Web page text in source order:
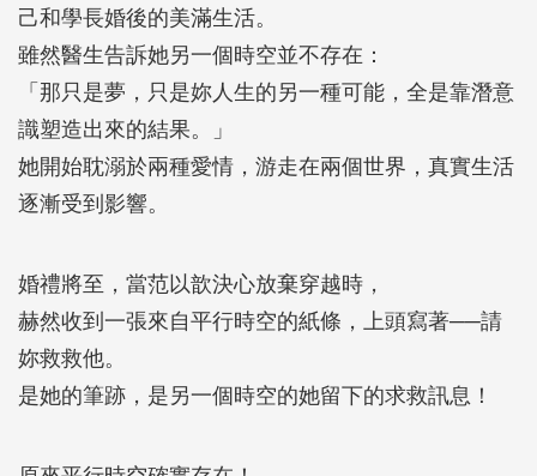
己和學長婚後的美滿生活。
雖然醫生告訴她另一個時空並不存在：
「那只是夢，只是妳人生的另一種可能，全是靠潛意
識塑造出來的結果。」
她開始耽溺於兩種愛情，游走在兩個世界，真實生活
逐漸受到影響。
婚禮將至，當范以歆決心放棄穿越時，
赫然收到一張來自平行時空的紙條，上頭寫著──請
妳救救他。
是她的筆跡，是另一個時空的她留下的求救訊息！